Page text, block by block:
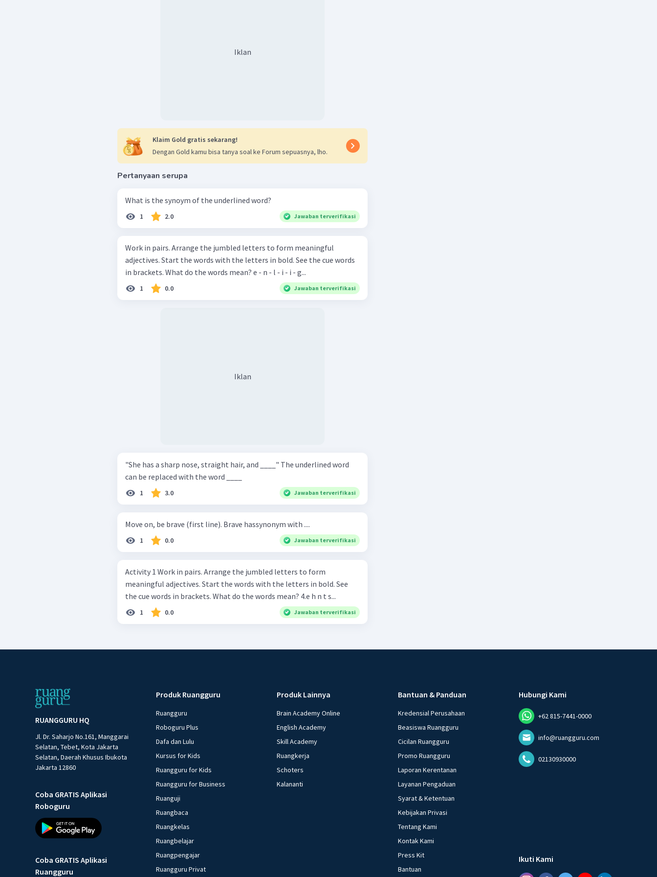
Iklan
Klaim Gold gratis sekarang!
Dengan Gold kamu bisa tanya soal ke Forum sepuasnya, lho.
Pertanyaan serupa
What is the synoym of the underlined word?
1 2.0 Jawaban terverifikasi
Work in pairs. Arrange the jumbled letters to form meaningful
adjectives. Start the words with the letters in bold. See the cue words
in brackets. What do the words mean? e - n - l - i - i - g...
1 0.0 Jawaban terverifikasi
Iklan
"She has a sharp nose, straight hair, and ____" The underlined word
can be replaced with the word ____
1 3.0 Jawaban terverifikasi
Move on, be brave (first line). Brave hassynonym with ....
1 0.0 Jawaban terverifikasi
Activity 1 Work in pairs. Arrange the jumbled letters to form
meaningful adjectives. Start the words with the letters in bold. See
the cue words in brackets. What do the words mean? 4.e h n t s...
1 0.0 Jawaban terverifikasi
RUANGGURU HQ
Jl. Dr. Saharjo No.161, Manggarai
Selatan, Tebet, Kota Jakarta
Selatan, Daerah Khusus Ibukota
Jakarta 12860
Coba GRATIS Aplikasi
Roboguru
Coba GRATIS Aplikasi
Ruangguru
Produk Ruangguru
Ruangguru
Roboguru Plus
Dafa dan Lulu
Kursus for Kids
Ruangguru for Kids
Ruangguru for Business
Ruanguji
Ruangbaca
Ruangkelas
Ruangbelajar
Ruangpengajar
Ruangguru Privat
Produk Lainnya
Brain Academy Online
English Academy
Skill Academy
Ruangkerja
Schoters
Kalananti
Bantuan & Panduan
Kredensial Perusahaan
Beasiswa Ruangguru
Cicilan Ruangguru
Promo Ruangguru
Laporan Kerentanan
Layanan Pengaduan
Syarat & Ketentuan
Kebijakan Privasi
Tentang Kami
Kontak Kami
Press Kit
Bantuan
Hubungi Kami
+62 815-7441-0000
info@ruangguru.com
02130930000
Ikuti Kami